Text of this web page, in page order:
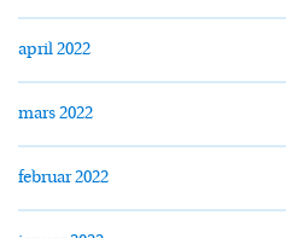
april 2022
mars 2022
februar 2022